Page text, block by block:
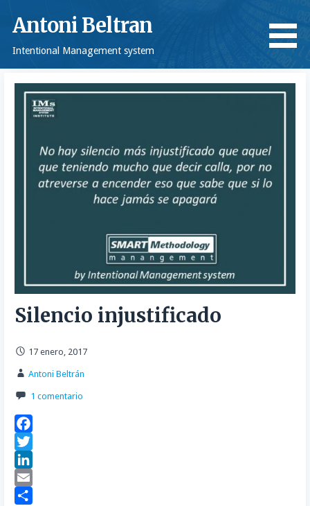
Antoni Beltran
Intentional Management system
Silencio injustificado
17 enero, 2017
Antoni Beltrán
1 comentario
F
a
c
e
T
w
L
E